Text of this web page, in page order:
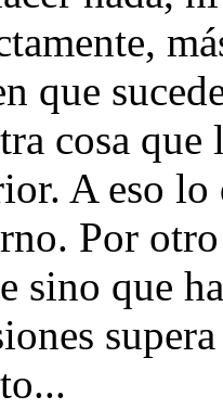
que
cosa
A eso
Por
sino que